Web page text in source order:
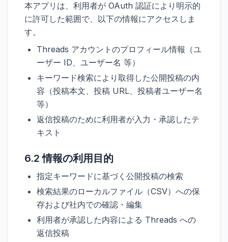
本アプリは、利用者が OAuth 認証により明示的
に許可した範囲で、以下の情報にアクセスしま
す。
Threads アカウントのプロフィール情報（ユ
ーザー ID、ユーザー名 等）
キーワード検索により取得した公開投稿の内
容（投稿本文、投稿 URL、投稿者ユーザー名
等）
返信投稿のために利用者が入力・承認したテ
キスト
6.2 情報の利用目的
指定キーワードに基づく公開投稿の検索
検索結果のローカルファイル（CSV）への保
存および社内での確認・編集
利用者が承認した内容による Threads への
返信投稿